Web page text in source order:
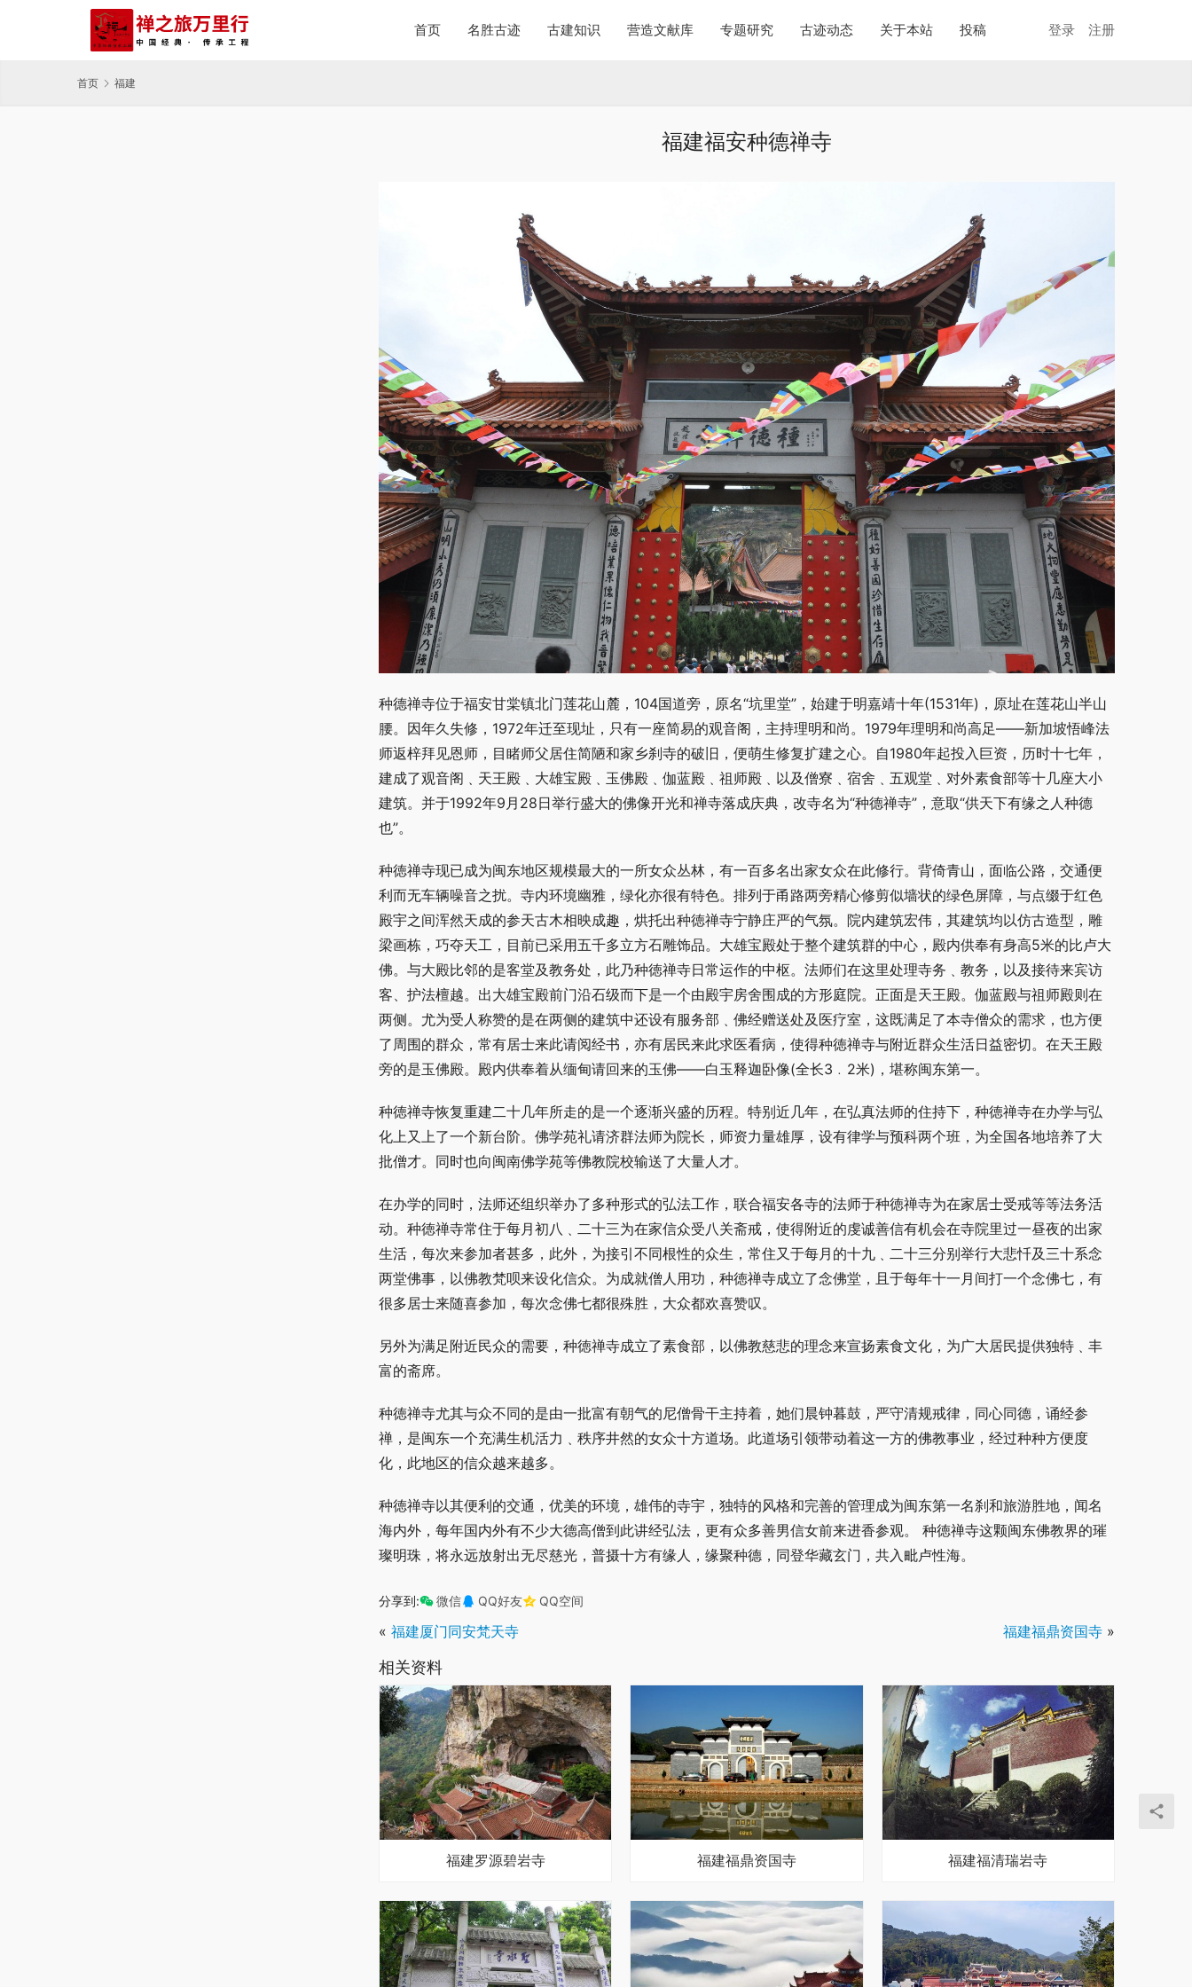
首页 名胜古迹 古建知识 营造文献库 专题研究 古迹动态 关于本站 投稿 登录 注册
首页 福建
福建福安种德禅寺
种德禅寺位于福安甘棠镇北门莲花山麓，104国道旁，原名“坑里堂”，始建于明嘉靖十年(1531年)，原址在莲花山半山
腰。因年久失修，1972年迁至现址，只有一座简易的观音阁，主持理明和尚。1979年理明和尚高足——新加坡悟峰法
师返梓拜见恩师，目睹师父居住简陋和家乡刹寺的破旧，便萌生修复扩建之心。自1980年起投入巨资，历时十七年，
建成了观音阁﹑天王殿﹑大雄宝殿﹑玉佛殿﹑伽蓝殿﹑祖师殿﹑以及僧寮﹑宿舍﹑五观堂﹑对外素食部等十几座大小
建筑。并于1992年9月28日举行盛大的佛像开光和禅寺落成庆典，改寺名为“种德禅寺”，意取“供天下有缘之人种德
也”。
种徳禅寺现已成为闽东地区规模最大的一所女众丛林，有一百多名出家女众在此修行。背倚青山，面临公路，交通便
利而无车辆噪音之扰。寺内环境幽雅，绿化亦很有特色。排列于甬路两旁精心修剪似墙状的绿色屏障，与点缀于红色
殿宇之间浑然天成的参天古木相映成趣，烘托出种徳禅寺宁静庄严的气氛。院内建筑宏伟，其建筑均以仿古造型，雕
梁画栋，巧夺天工，目前已采用五千多立方石雕饰品。大雄宝殿处于整个建筑群的中心，殿内供奉有身高5米的比卢大
佛。与大殿比邻的是客堂及教务处，此乃种徳禅寺日常运作的中枢。法师们在这里处理寺务﹑教务，以及接待来宾访
客、护法檀越。出大雄宝殿前门沿石级而下是一个由殿宇房舍围成的方形庭院。正面是天王殿。伽蓝殿与祖师殿则在
两侧。尤为受人称赞的是在两侧的建筑中还设有服务部﹑佛经赠送处及医疗室，这既满足了本寺僧众的需求，也方便
了周围的群众，常有居士来此请阅经书，亦有居民来此求医看病，使得种徳禅寺与附近群众生活日益密切。在天王殿
旁的是玉佛殿。殿内供奉着从缅甸请回来的玉佛——白玉释迦卧像(全长3﹒2米)，堪称闽东第一。
种徳禅寺恢复重建二十几年所走的是一个逐渐兴盛的历程。特别近几年，在弘真法师的住持下，种徳禅寺在办学与弘
化上又上了一个新台阶。佛学苑礼请济群法师为院长，师资力量雄厚，设有律学与预科两个班，为全国各地培养了大
批僧才。同时也向闽南佛学苑等佛教院校输送了大量人才。
在办学的同时，法师还组织举办了多种形式的弘法工作，联合福安各寺的法师于种徳禅寺为在家居士受戒等等法务活
动。种徳禅寺常住于每月初八﹑二十三为在家信众受八关斋戒，使得附近的虔诚善信有机会在寺院里过一昼夜的出家
生活，每次来参加者甚多，此外，为接引不同根性的众生，常住又于每月的十九﹑二十三分别举行大悲忏及三十系念
两堂佛事，以佛教梵呗来设化信众。为成就僧人用功，种徳禅寺成立了念佛堂，且于每年十一月间打一个念佛七，有
很多居士来随喜参加，每次念佛七都很殊胜，大众都欢喜赞叹。
另外为满足附近民众的需要，种徳禅寺成立了素食部，以佛教慈悲的理念来宣扬素食文化，为广大居民提供独特﹑丰
富的斋席。
种徳禅寺尤其与众不同的是由一批富有朝气的尼僧骨干主持着，她们晨钟暮鼓，严守清规戒律，同心同德，诵经参
禅，是闽东一个充满生机活力﹑秩序井然的女众十方道场。此道场引领带动着这一方的佛教事业，经过种种方便度
化，此地区的信众越来越多。
种徳禅寺以其便利的交通，优美的环境，雄伟的寺宇，独特的风格和完善的管理成为闽东第一名刹和旅游胜地，闻名
海内外，每年国内外有不少大德高僧到此讲经弘法，更有众多善男信女前来进香参观。 种徳禅寺这颗闽东佛教界的璀
璨明珠，将永远放射出无尽慈光，普摄十方有缘人，缘聚种德，同登华藏玄门，共入毗卢性海。
分享到: 微信 QQ好友 QQ空间
« 福建厦门同安梵天寺 福建福鼎资国寺 »
相关资料
福建罗源碧岩寺 福建福鼎资国寺 福建福清瑞岩寺